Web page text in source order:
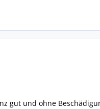
gut und ohne